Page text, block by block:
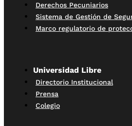
Derechos Pecuniarios
Sistema de Gestión de
Marco regulatorio de
Universidad Libre
Directorio Institucional
Prensa
Colegio